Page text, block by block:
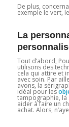
De plus,
exemple le vert,
La
Tout d’abord,
utilisons des
cela qui attire et
avec soin. Par
avons, la
idéal pour les
tampographie, la
aider à faire un
achat. Alors,